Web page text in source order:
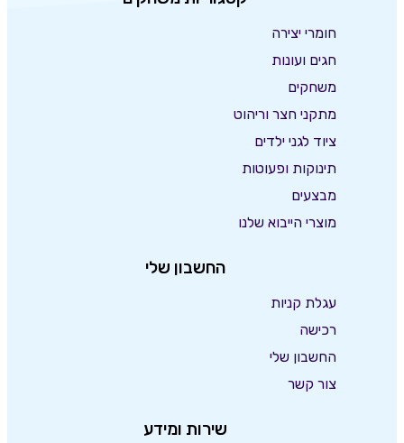
חומרי יצירה
חגים ועונות
משחקים
מתקני חצר וריהוט
ציוד לגני ילדים
תינוקות ופעוטות
מבצעים
מוצרי הייבוא שלנו
החשבון שלי
עגלת קניות
רכישה
החשבון שלי
צור קשר
שירות ומידע